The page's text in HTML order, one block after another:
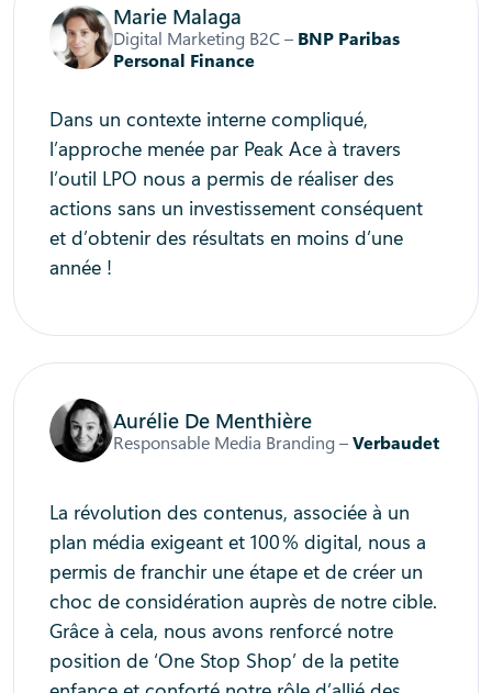
Marie Malaga
Digital Marketing B2C – BNP Paribas
Personal Finance
Dans un contexte interne compliqué,
l’approche menée par Peak Ace à travers
l’outil LPO nous a permis de réaliser des
actions sans un investissement conséquent
et d’obtenir des résultats en moins d’une
année !
Aurélie De Menthière
Responsable Media Branding –Verbaudet
La révolution des contenus, associée à un
plan média exigeant et 100 % digital, nous a
permis de franchir une étape et de créer un
choc de considération auprès de notre cible.
Grâce à cela, nous avons renforcé notre
position de ‘One Stop Shop’ de la petite